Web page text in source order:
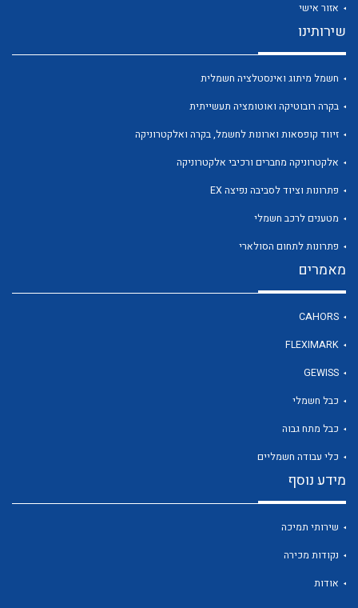
לכל מוצרי היצרן
אזור אישי
שירותינו
חשמל מיתוג ואינסטלציה חשמלית
בקרה רובוטיקה ואוטומציה תעשייתית
זיווד קופסאות וארונות לחשמל, בקרה ואלקטרוניקה
אלקטרוניקה מחברים ורכיבי אלקטרוניקה
פתרונות וציוד לסביבה נפיצה EX
מטענים לרכב חשמלי
פתרונות לתחום הסולארי
מאמרים
CAHORS
FLEXIMARK
GEWISS
כבל חשמלי
כבל מתח גבוה
כלי עבודה חשמליים
מידע נוסף
שירותי תמיכה
נקודות מכירה
אודות